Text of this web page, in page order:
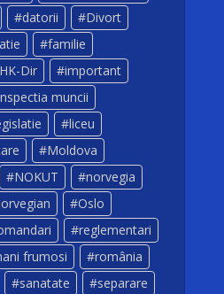
datorii
Divort
familie
HK-Dir
important
muncii
liceu
Moldova
NOKUT
norvegia
Oslo
reglementari
frumosi
românia
sanatate
separare